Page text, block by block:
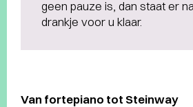
geen pauze is, dan staat er
drankje voor u klaar.
Van fortepiano tot Steinway